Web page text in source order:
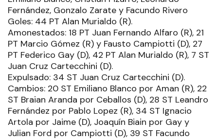
Fernández, Gonzalo Zarate y Facundo Rivero
Goles: 44 PT Alan Murialdo (R).
Amonestados: 18 PT Juan Fernando Alfaro (R), 21
PT Marcio Gómez (R) y Fausto Campiotti (D), 27
PT Federico Gay (D), 42 PT Alan Murialdo (R), 7 ST
Juan Cruz Cartecchini (D).
Expulsado: 34 ST Juan Cruz Cartecchini (D).
Cambios: 20 ST Emiliano Blanco por Aman (R), 22
ST Braian Aranda por Ceballos (D), 28 ST Leandro
Fernández por Pablo Lopez (R), 34 ST Ignacio
Artola por Jaime (D), Joaquín Biain por Gay y
Julian Ford por Campiotti (D), 39 ST Facundo